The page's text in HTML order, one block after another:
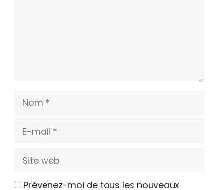
Nom
E-
Site
Prévenez-moi de tous les nouveaux